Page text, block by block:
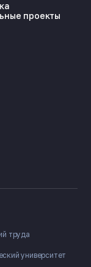
проекты
университет
труда